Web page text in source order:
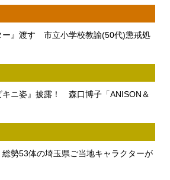
ー』渡す 市立小学校教諭(50代)懲戒処
キニ姿』披露！ 森口博子「ANISON＆
勢53体の埼玉県ご当地キャラクターが